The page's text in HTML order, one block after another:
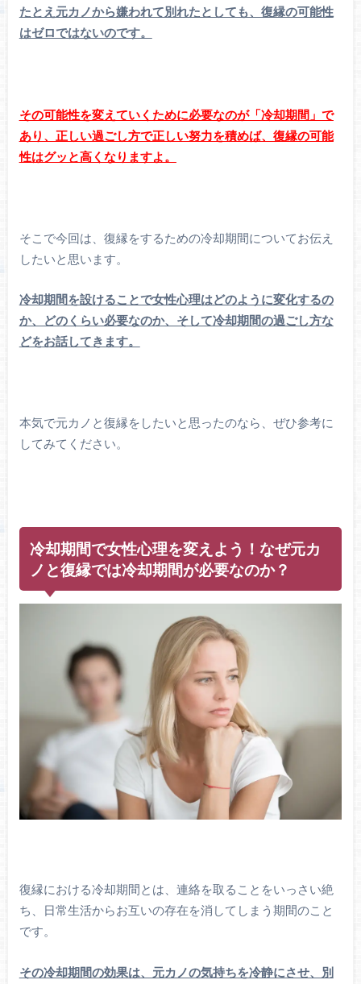
たとえ元カノから嫌われて別れたとしても、復縁の可能性
はゼロではないのです。
その可能性を変えていくために必要なのが「冷却期間」で
あり、正しい過ごし方で正しい努力を積めば、復縁の可能
性はグッと高くなりますよ。
そこで今回は、復縁をするための冷却期間についてお伝え
したいと思います。
冷却期間を設けることで女性心理はどのように変化するの
か、どのくらい必要なのか、そして冷却期間の過ごし方な
どをお話してきます。
本気で元カノと復縁をしたいと思ったのなら、ぜひ参考に
してみてください。
冷却期間で女性心理を変えよう！なぜ元カ
ノと復縁では冷却期間が必要なのか？
復縁における冷却期間とは、連絡を取ることをいっさい絶
ち、日常生活からお互いの存在を消してしまう期間のこと
です。
その冷却期間の効果は、元カノの気持ちを冷静にさせ、別